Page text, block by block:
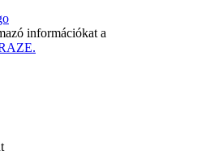
információkat a